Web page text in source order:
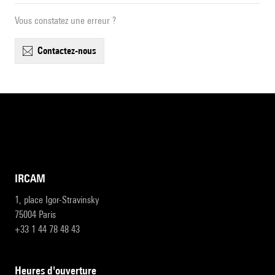
Vous constatez une erreur ?
contactez-nous
IRCAM
1, place Igor-Stravinsky
75004 Paris
+33 1 44 78 48 43
heures d'ouverture